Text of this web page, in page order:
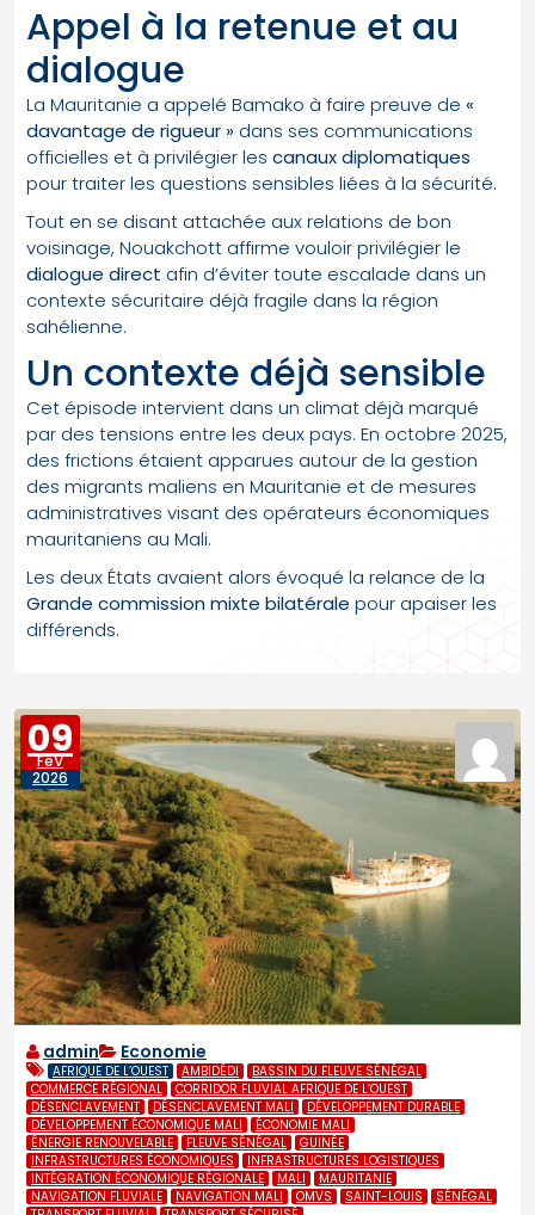
Appel à la retenue et au
dialogue
La Mauritanie a appelé Bamako à faire preuve de «
davantage de rigueur » dans ses communications
officielles et à privilégier les canaux diplomatiques
pour traiter les questions sensibles liées à la sécurité.
Tout en se disant attachée aux relations de bon
voisinage, Nouakchott affirme vouloir privilégier le
dialogue direct afin d’éviter toute escalade dans un
contexte sécuritaire déjà fragile dans la région
sahélienne.
Un contexte déjà sensible
Cet épisode intervient dans un climat déjà marqué
par des tensions entre les deux pays. En octobre 2025,
des frictions étaient apparues autour de la gestion
des migrants maliens en Mauritanie et de mesures
administratives visant des opérateurs économiques
mauritaniens au Mali.
Les deux États avaient alors évoqué la relance de la
Grande commission mixte bilatérale pour apaiser les
différends.
09
FéV
2026
admin Economie
AFRIQUE DE L’OUEST AMBIDÉDI
BASSIN DU FLEUVE SÉNÉGAL
COMMERCE RÉGIONAL
CORRIDOR FLUVIAL AFRIQUE DE L’OUEST
DÉSENCLAVEMENT
DÉSENCLAVEMENT MALI
DÉVELOPPEMENT DURABLE
DÉVELOPPEMENT ÉCONOMIQUE MALI
ÉCONOMIE MALI
ÉNERGIE RENOUVELABLE
FLEUVE SÉNÉGAL
GUINÉE
INFRASTRUCTURES ÉCONOMIQUES
INFRASTRUCTURES LOGISTIQUES
INTÉGRATION ÉCONOMIQUE RÉGIONALE
MALI
MAURITANIE
NAVIGATION FLUVIALE
NAVIGATION MALI OMVS SAINT-LOUIS
SÉNÉGAL